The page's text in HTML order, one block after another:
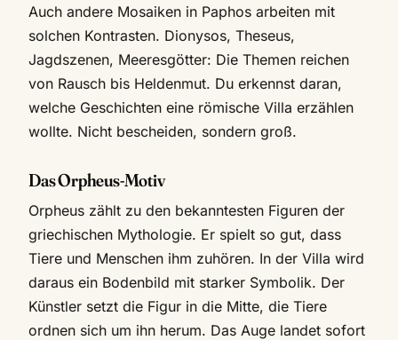
Auch andere Mosaiken in Paphos arbeiten mit
solchen Kontrasten. Dionysos, Theseus,
Jagdszenen, Meeresgötter: Die Themen reichen
von Rausch bis Heldenmut. Du erkennst daran,
welche Geschichten eine römische Villa erzählen
wollte. Nicht bescheiden, sondern groß.
Das Orpheus-Motiv
Orpheus zählt zu den bekanntesten Figuren der
griechischen Mythologie. Er spielt so gut, dass
Tiere und Menschen ihm zuhören. In der Villa wird
daraus ein Bodenbild mit starker Symbolik. Der
Künstler setzt die Figur in die Mitte, die Tiere
ordnen sich um ihn herum. Das Auge landet sofort